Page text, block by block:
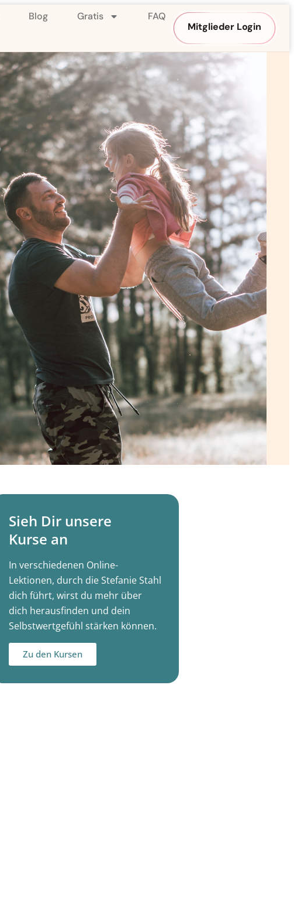
Blog Gratis
FAQ
Mitglieder Login
Sieh Dir unsere
Kurse an
In verschiedenen Online-
Lektionen, durch die Stefanie Stahl
dich führt, wirst du mehr über
dich herausfinden und dein
Selbstwertgefühl stärken können.
Zu den Kursen